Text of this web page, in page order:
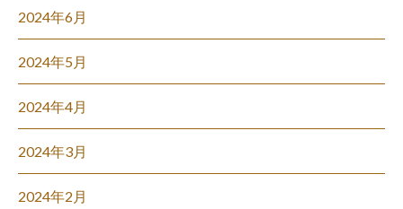
2024年6月
2024年5月
2024年4月
2024年3月
2024年2月